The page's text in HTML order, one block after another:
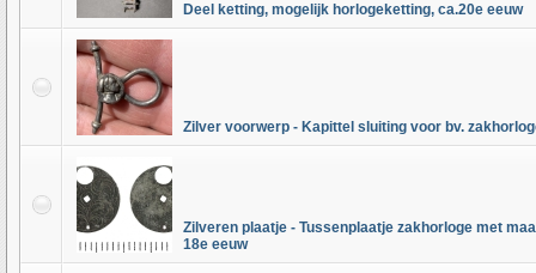
Deel ketting, mogelijk horlogeketting, ca.20e eeuw
Zilver voorwerp - Kapittel sluiting voor bv.
Zilveren plaatje - Tussenplaatje zakhorloge met
18e eeuw